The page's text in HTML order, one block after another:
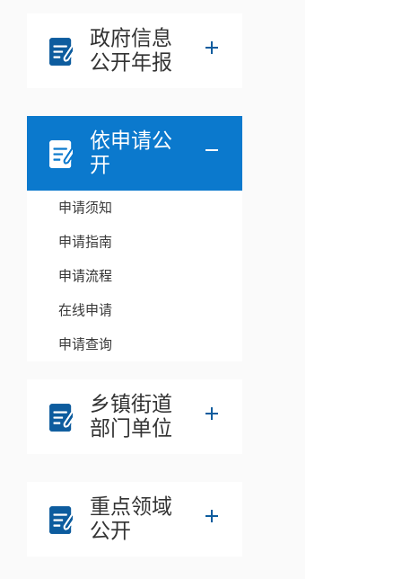
政府信息
公开年报
依申请公
开
申请须知
申请指南
申请流程
在线申请
申请查询
乡镇街道
部门单位
重点领域
公开